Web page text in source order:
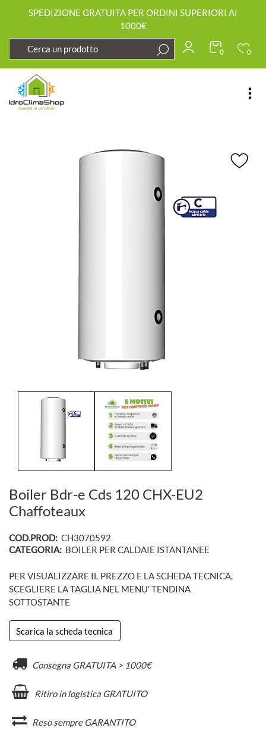
SPEDIZIONE GRATUITA PER ORDINI SUPERIORI AI
1000€
0 0
Boiler Bdr-e Cds 120 CHX-EU2
Chaffoteaux
COD.PROD: CH3070592
CATEGORIA: BOILER PER CALDAIE ISTANTANEE
PER VISUALIZZARE IL PREZZO E LA SCHEDA TECNICA,
SCEGLIERE LA TAGLIA NEL MENU' TENDINA
SOTTOSTANTE
Scarica la scheda tecnica
Consegna GRATUITA > 1000€
Ritiro in logistica GRATUITO
Reso sempre GARANTITO